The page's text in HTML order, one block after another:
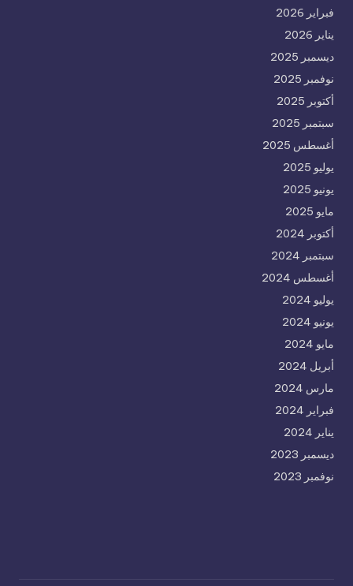
فبراير 2026
يناير 2026
ديسمبر 2025
نوفمبر 2025
أكتوبر 2025
سبتمبر 2025
أغسطس 2025
يوليو 2025
يونيو 2025
مايو 2025
أكتوبر 2024
سبتمبر 2024
أغسطس 2024
يوليو 2024
يونيو 2024
مايو 2024
أبريل 2024
مارس 2024
فبراير 2024
يناير 2024
ديسمبر 2023
نوفمبر 2023